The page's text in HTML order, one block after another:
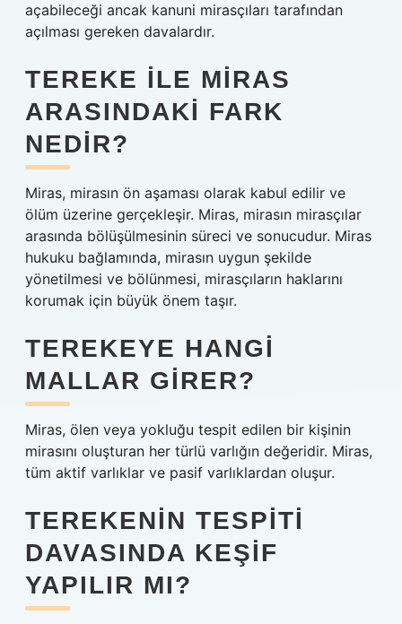
açabileceği ancak kanuni mirasçıları tarafından
açılması gereken davalardır.
TEREKE ILE MIRAS
ARASINDAKI FARK
NEDIR?
Miras, mirasın ön aşaması olarak kabul edilir ve
ölüm üzerine gerçekleşir. Miras, mirasın mirasçılar
arasında bölüşülmesinin süreci ve sonucudur. Miras
hukuku bağlamında, mirasın uygun şekilde
yönetilmesi ve bölünmesi, mirasçıların haklarını
korumak için büyük önem taşır.
TEREKEYE HANGI
MALLAR GIRER?
Miras, ölen veya yokluğu tespit edilen bir kişinin
mirasını oluşturan her türlü varlığın değeridir. Miras,
tüm aktif varlıklar ve pasif varlıklardan oluşur.
TEREKENIN TESPITI
DAVASINDA KEŞIF
YAPILIR MI?